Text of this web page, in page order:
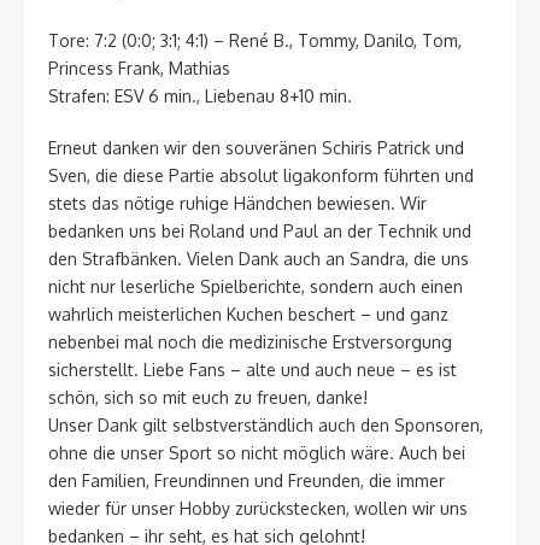
Tore: 7:2 (0:0; 3:1; 4:1) – René B., Tommy, Danilo, Tom,
Princess Frank, Mathias
Strafen: ESV 6 min., Liebenau 8+10 min.
Erneut danken wir den souveränen Schiris Patrick und
Sven, die diese Partie absolut ligakonform führten und
stets das nötige ruhige Händchen bewiesen. Wir
bedanken uns bei Roland und Paul an der Technik und
den Strafbänken. Vielen Dank auch an Sandra, die uns
nicht nur leserliche Spielberichte, sondern auch einen
wahrlich meisterlichen Kuchen beschert – und ganz
nebenbei mal noch die medizinische Erstversorgung
sicherstellt. Liebe Fans – alte und auch neue – es ist
schön, sich so mit euch zu freuen, danke!
Unser Dank gilt selbstverständlich auch den Sponsoren,
ohne die unser Sport so nicht möglich wäre. Auch bei
den Familien, Freundinnen und Freunden, die immer
wieder für unser Hobby zurückstecken, wollen wir uns
bedanken – ihr seht, es hat sich gelohnt!